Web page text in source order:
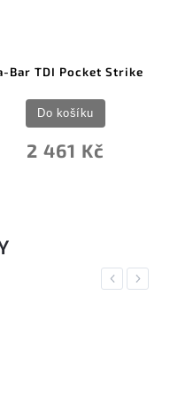
Bar TDI Pocket Strike
2 461 Kč
Do košíku
Previous
Next